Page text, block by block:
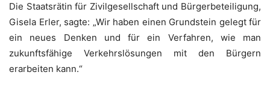
Die Staatsrätin für Zivilgesellschaft und Bürgerbeteiligung,
Gisela Erler, sagte: „Wir haben einen Grundstein gelegt für
ein neues Denken und für ein Verfahren, wie man
zukunftsfähige Verkehrslösungen mit den Bürgern
erarbeiten kann.“